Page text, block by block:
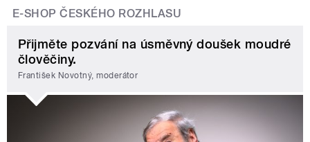
E-SHOP ČESKÉHO ROZHLASU
Přijměte pozvání na úsměvný doušek moudré
člověčiny.
František Novotný, moderátor